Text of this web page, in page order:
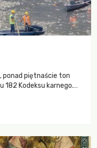
ponad piętnaście ton
Kodeksu karnego.
śmierci rzeki.